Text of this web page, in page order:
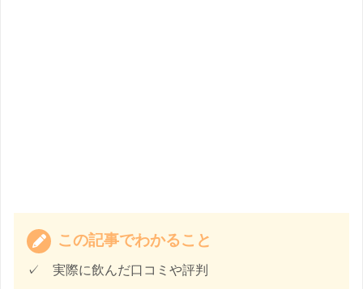
この記事でわかること
✓ 実際に飲んだ口コミや評判